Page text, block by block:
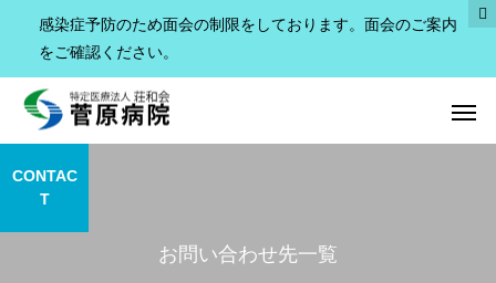
感染症予防のため面会の制限をしております。 面会のご案内
をご確認ください。
お問い合わせ先一覧
CONTAC
T